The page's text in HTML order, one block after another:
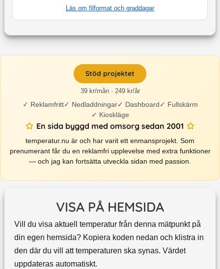
Läs om filformat och graddagar
Stöd projektet
39 kr/mån · 249 kr/år
✓ Reklamfritt✓ Nedladdningar✓ Dashboard✓ Fullskärm
✓ Kioskläge
En sida byggd med omsorg sedan 2001
temperatur.nu är och har varit ett enmansprojekt. Som
prenumerant får du en reklamfri upplevelse med extra funktioner
— och jag kan fortsätta utveckla sidan med passion.
VISA PÅ HEMSIDA
Vill du visa aktuell temperatur från denna mätpunkt på
din egen hemsida? Kopiera koden nedan och klistra in
den där du vill att temperaturen ska synas. Värdet
uppdateras automatiskt.